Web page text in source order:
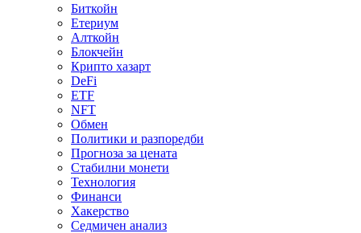
Биткойн
Етериум
Алткойн
Блокчейн
Крипто хазарт
DeFi
ETF
NFT
Обмен
Политики и разпоредби
Прогноза за цената
Стабилни монети
Технология
Финанси
Хакерство
Седмичен анализ